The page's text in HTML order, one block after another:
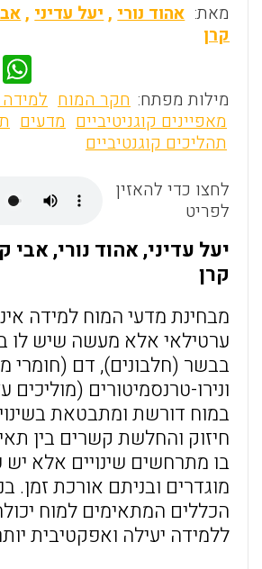
מאת: אהוד נורי,יעל עדיני,
קרן
מילות מפתח: חקר המוח
מאפיינים קוגניטיביים מדעים
תהליכים קוגנטיביים
לחצו כדי להאזין
לפריט
יעל עדיני, אהוד נורי, אבי
קרן
מבחינת מדעי המוח למידה
ערטילאי אלא מעשה שיש לו
בבשר (חלבונים), דם (חומרי
ונירו-טרנסמיטורים (מוליכים
במוח דורשת ומתבטאת
חיזוק והחלשת קשרים בין
בו מתרחשים שינויים אלא יש
מוגדרים ובניתם אורכת זמן.
הכללים המתאימים למוח
ללמידה יעילה ואפקטיבית